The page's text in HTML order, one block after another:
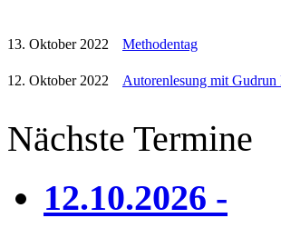
13. Oktober 2022 Methodentag
12. Oktober 2022 Autorenlesung mit Gudrun
Nächste Termine
12.10.2026 -